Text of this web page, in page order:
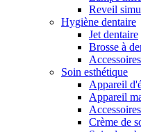
Reveil
Hygiène dentaire
Jet dentaire
Brosse à
Soin esthétique
Appareil
Appareil
Crème de